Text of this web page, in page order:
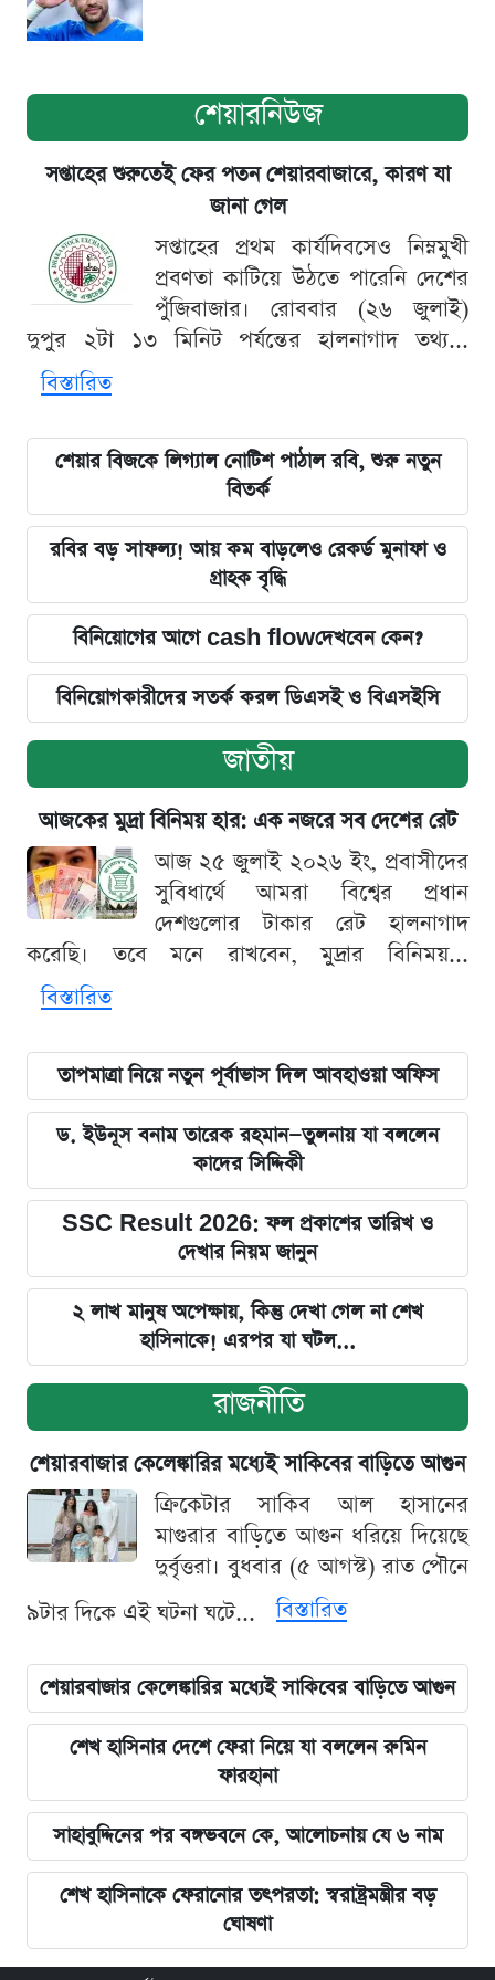
শেয়ারনিউজ
সপ্তাহের শুরুতেই ফের পতন শেয়ারবাজারে, কারণ যা
জানা গেল
সপ্তাহের প্রথম কার্যদিবসেও নিম্নমুখী
প্রবণতা কাটিয়ে উঠতে পারেনি দেশের
পুঁজিবাজার। রোববার (২৬ জুলাই)
দুপুর ২টা ১৩ মিনিট পর্যন্তের হালনাগাদ তথ্য...
বিস্তারিত
শেয়ার বিজকে লিগ্যাল নোটিশ পাঠাল রবি, শুরু নতুন
বিতর্ক
রবির বড় সাফল্য! আয় কম বাড়লেও রেকর্ড মুনাফা ও
গ্রাহক বৃদ্ধি
বিনিয়োগের আগে cash flowদেখবেন কেন?
বিনিয়োগকারীদের সতর্ক করল ডিএসই ও বিএসইসি
জাতীয়
আজকের মুদ্রা বিনিময় হার: এক নজরে সব দেশের রেট
আজ ২৫ জুলাই ২০২৬ ইং, প্রবাসীদের
সুবিধার্থে আমরা বিশ্বের প্রধান
দেশগুলোর টাকার রেট হালনাগাদ
করেছি। তবে মনে রাখবেন, মুদ্রার বিনিময়...
বিস্তারিত
তাপমাত্রা নিয়ে নতুন পূর্বাভাস দিল আবহাওয়া অফিস
ড. ইউনূস বনাম তারেক রহমান—তুলনায় যা বললেন
কাদের সিদ্দিকী
SSC Result 2026: ফল প্রকাশের তারিখ ও
দেখার নিয়ম জানুন
২ লাখ মানুষ অপেক্ষায়, কিন্তু দেখা গেল না শেখ
হাসিনাকে! এরপর যা ঘটল...
রাজনীতি
শেয়ারবাজার কেলেঙ্কারির মধ্যেই সাকিবের বাড়িতে আগুন
ক্রিকেটার সাকিব আল হাসানের
মাগুরার বাড়িতে আগুন ধরিয়ে দিয়েছে
দুর্বৃত্তরা। বুধবার (৫ আগস্ট) রাত পৌনে
৯টার দিকে এই ঘটনা ঘটে...
বিস্তারিত
শেয়ারবাজার কেলেঙ্কারির মধ্যেই সাকিবের বাড়িতে আগুন
শেখ হাসিনার দেশে ফেরা নিয়ে যা বললেন রুমিন
ফারহানা
সাহাবুদ্দিনের পর বঙ্গভবনে কে, আলোচনায় যে ৬ নাম
শেখ হাসিনাকে ফেরানোর তৎপরতা: স্বরাষ্ট্রমন্ত্রীর বড়
ঘোষণা